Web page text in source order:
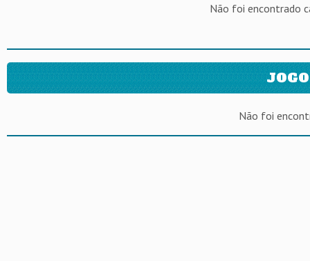
Não foi encontrado
Não foi